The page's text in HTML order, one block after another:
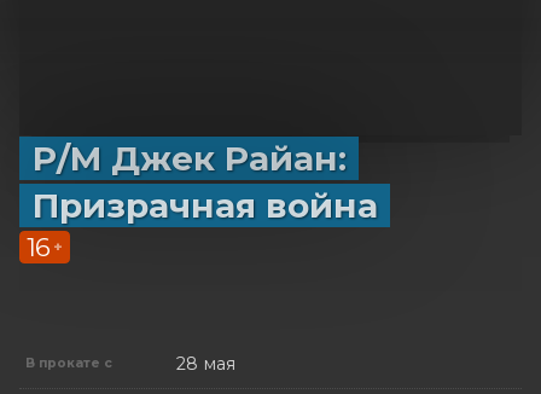
Р/М Джек Райан:
Призрачная война
16 +
В прокате с 28 мая